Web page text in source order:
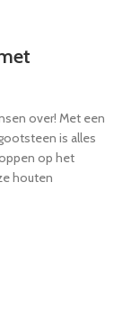
over! Met een
is alles
op het
houten
en koks
worden